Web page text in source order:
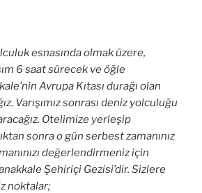
esnasında olmak üzere,
6 saat sürecek ve öğle
Avrupa Kıtası durağı olan
Varışımız sonrası deniz yolculuğu
Otelimize yerleşip
sonra o gün serbest zamanınız
değerlendirmeniz için
Şehiriçi Gezisi’dir. Sizlere
noktalar;